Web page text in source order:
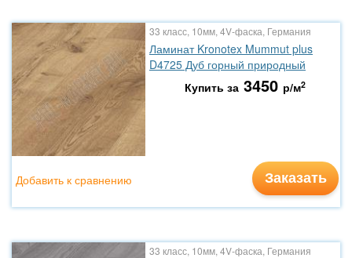
33 класс, 10мм, 4V-фаска, Германия
Ламинат Kronotex Mummut plus
D4725 Дуб горный природный
Купить за 3450 р/м2
Заказать
Добавить к сравнению
33 класс, 10мм, 4V-фаска, Германия